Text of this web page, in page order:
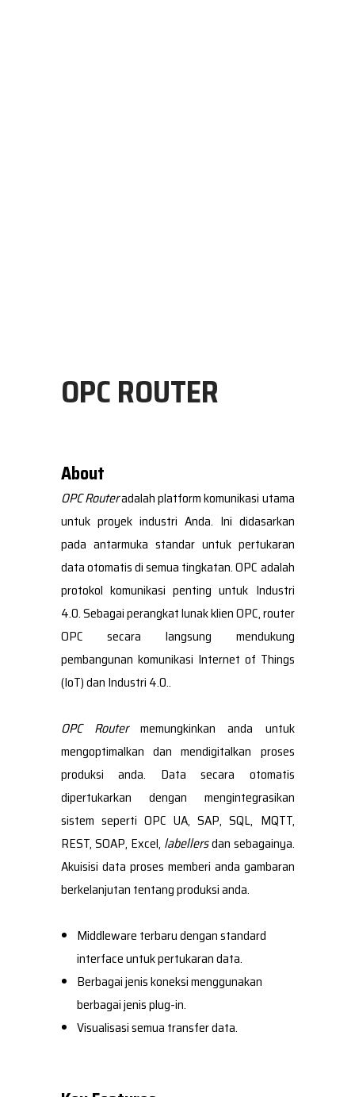
OPC ROUTER
About
OPC Routeradalah platform komunikasi utama
untuk proyek industri Anda. Ini didasarkan
pada antarmuka standar untuk pertukaran
data otomatis di semua tingkatan. OPC adalah
protokol komunikasi penting untuk Industri
4.0. Sebagai perangkat lunak klien OPC, router
OPC secara langsung mendukung
pembangunan komunikasi Internet of Things
(IoT) dan Industri 4.0..
OPC Router memungkinkan anda untuk
mengoptimalkan dan mendigitalkan proses
produksi anda. Data secara otomatis
dipertukarkan dengan mengintegrasikan
sistem seperti OPC UA, SAP, SQL, MQTT,
REST, SOAP, Excel, labellersdan sebagainya.
Akuisisi data proses memberi anda gambaran
berkelanjutan tentang produksi anda.
Middleware terbaru dengan standard
interface untuk pertukaran data.
Berbagai jenis koneksi menggunakan
berbagai jenis plug-in.
Visualisasi semua transfer data.